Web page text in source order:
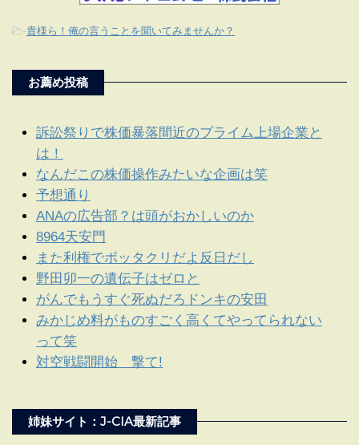
-貴様ら！俺の言うことを聞いてみませんか？
お薦め投稿
訴訟祭りで株価暴落間近のプライム上場企業と
は！
なんだこの株価操作みたいな企画は笑
予想通り
ANAの広告部？は頭がおかしいのか
8964天安門
また利権でボッタクリだよ反日だし
野田卯一の遺伝子はゼロと
がんでもうすぐ死ぬだろドンキの安田
みかじめ料がものすごく高くてやってられない
って笑
対空戦闘開始 撃て!
姉妹サイト：J-CIA最新記事